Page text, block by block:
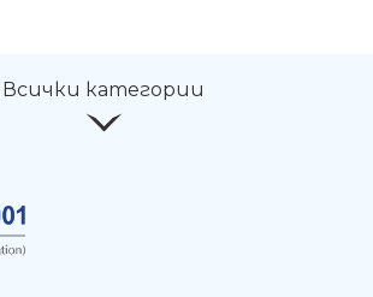
Всички категории